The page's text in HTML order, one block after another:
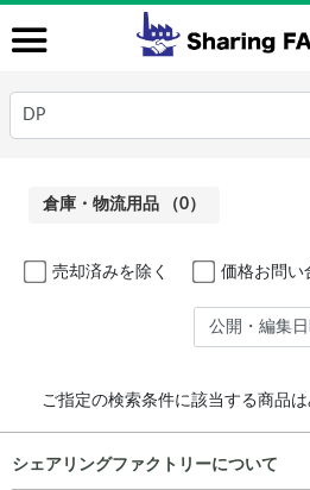
倉庫・物流用品 （0）
売却済みを除く 価格お問い
ご指定の検索条件に該当する商品は
シェアリングファクトリーについて